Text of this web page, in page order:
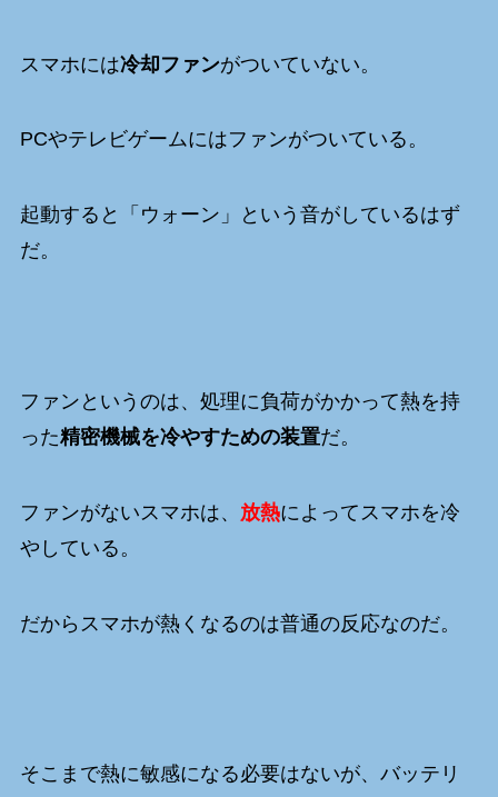
スマホには冷却ファンがついていない。
PCやテレビゲームにはファンがついている。
起動すると「ウォーン」という音がしているはず
だ。
ファンというのは、処理に負荷がかかって熱を持
った精密機械を冷やすための装置だ。
ファンがないスマホは、 放熱によってスマホを冷
やしている。
だからスマホが熱くなるのは普通の反応なのだ。
そこまで熱に敏感になる必要はないが、バッテリ